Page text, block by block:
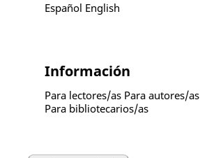
Español English
Información
Para lectores/as Para autores/as
Para bibliotecarios/as